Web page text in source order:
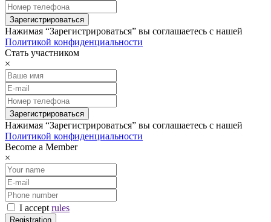
Нажимая “Зарегистрироваться” вы соглашаетесь с нашей
Политикой конфиденциальности
Стать участником
×
Нажимая “Зарегистрироваться” вы соглашаетесь с нашей
Политикой конфиденциальности
Become a Member
×
I accept rules